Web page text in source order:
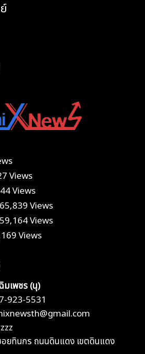
Views
Views
Views
Views
Views
เพชร (นุ)
923-5531
ยทินกร ถนนดินแดง เขตดินแดง